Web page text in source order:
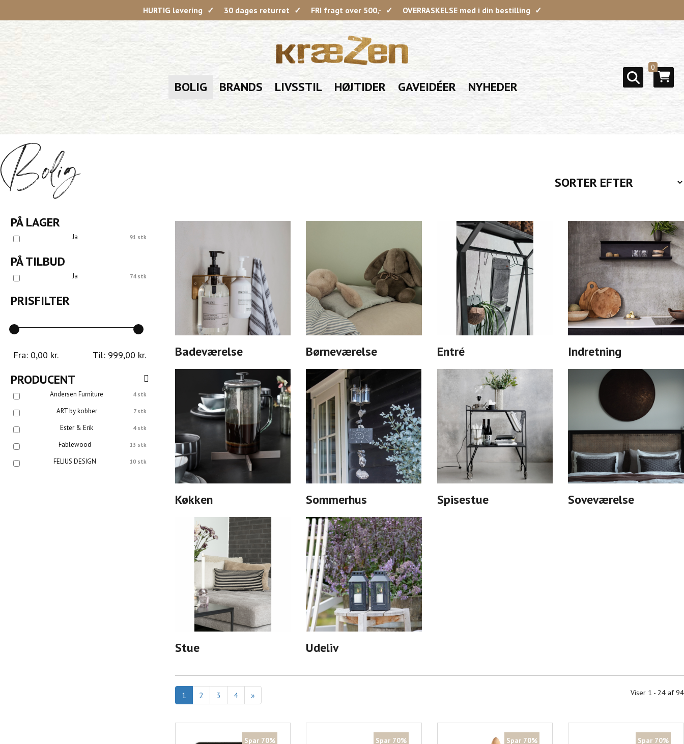
HURTIG levering 30 dages returret FRI fragt over 500,- OVERRASKELSE med i din bestilling
0
BOLIG BRANDS LIVSSTIL HØJTIDER GAVEIDÉER NYHEDER
Bolig
PÅ LAGER
Ja 91 stk
PÅ TILBUD
Ja 74 stk
PRISFILTER
Fra: 0,00 kr. Til: 999,00 kr.
PRODUCENT
Andersen Furniture 4 stk
ART by kobber 7 stk
Ester & Erik 4 stk
Fablewood 13 stk
FELIUS DESIGN 10 stk
Badeværelse Børneværelse Entré Indretning
Køkken Sommerhus Spisestue Soveværelse
Stue Udeliv
Viser 1 - 24 af 94
1 2 3 4 »
Spar 70% Spar 70% Spar 70% Spar 70%